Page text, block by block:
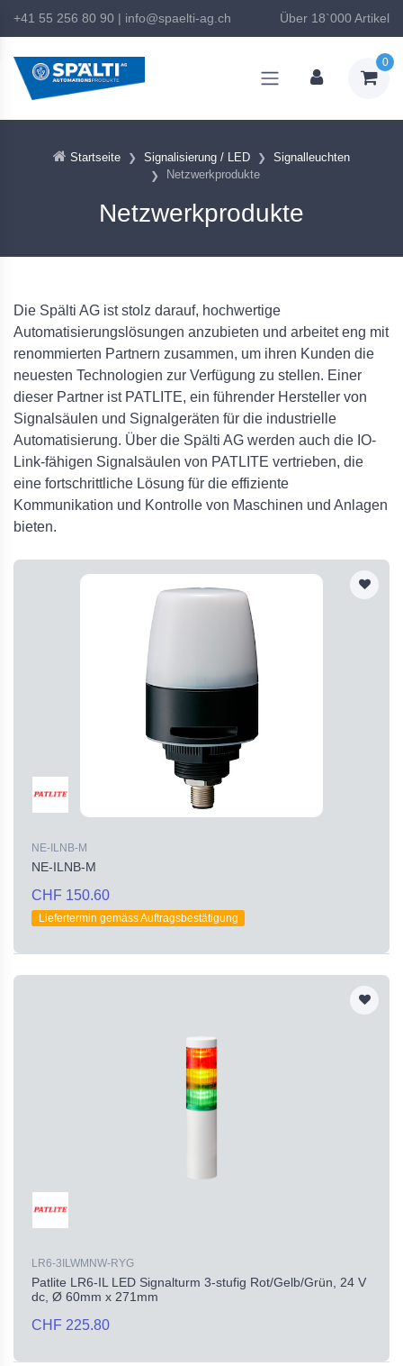
+41 55 256 80 90 | info@spaelti-ag.ch Über 18`000 Artikel
0
Startseite Signalisierung / LED
Signalleuchten
Netzwerkprodukte
Netzwerkprodukte
Die Spälti AG ist stolz darauf, hochwertige
Automatisierungslösungen anzubieten und arbeitet eng mit
renommierten Partnern zusammen, um ihren Kunden die
neuesten Technologien zur Verfügung zu stellen. Einer
dieser Partner ist PATLITE, ein führender Hersteller von
Signalsäulen und Signalgeräten für die industrielle
Automatisierung. Über die Spälti AG werden auch die IO-
Link-fähigen Signalsäulen von PATLITE vertrieben, die
eine fortschrittliche Lösung für die effiziente
Kommunikation und Kontrolle von Maschinen und Anlagen
bieten.
NE-ILNB-M
NE-ILNB-M
CHF 150.60
Liefertermin gemäss Auftragsbestätigung
LR6-3ILWMNW-RYG
Patlite LR6-IL LED Signalturm 3-stufig Rot/Gelb/Grün, 24 V
dc, Ø 60mm x 271mm
CHF 225.80